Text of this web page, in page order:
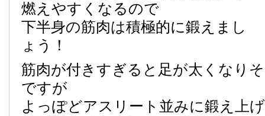
燃えやすくなるので
下半身の筋肉は積極的に鍛えまし
ょう！
筋肉が付きすぎると足が太くなり
ですが
よっぽどアスリート並みに鍛え上